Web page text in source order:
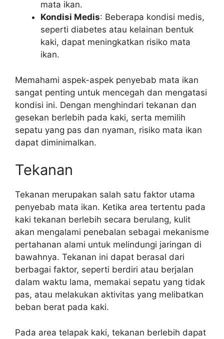
mata ikan.
Kondisi Medis: Beberapa kondisi medis,
seperti diabetes atau kelainan bentuk
kaki, dapat meningkatkan risiko mata
ikan.
Memahami aspek-aspek penyebab mata ikan
sangat penting untuk mencegah dan mengatasi
kondisi ini. Dengan menghindari tekanan dan
gesekan berlebih pada kaki, serta memilih
sepatu yang pas dan nyaman, risiko mata ikan
dapat diminimalkan.
Tekanan
Tekanan merupakan salah satu faktor utama
penyebab mata ikan. Ketika area tertentu pada
kaki tekanan berlebih secara berulang, kulit
akan mengalami penebalan sebagai mekanisme
pertahanan alami untuk melindungi jaringan di
bawahnya. Tekanan ini dapat berasal dari
berbagai faktor, seperti berdiri atau berjalan
dalam waktu lama, memakai sepatu yang tidak
pas, atau melakukan aktivitas yang melibatkan
beban berat pada kaki.
Pada area telapak kaki, tekanan berlebih dapat